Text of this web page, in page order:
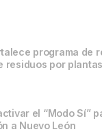
programa de
residuos por plantas
el “Modo Sí”
a Nuevo León